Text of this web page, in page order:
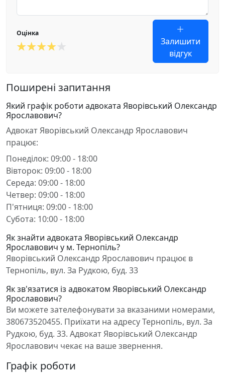
Оцінка
Залишити
відгук
Поширені запитання
Який графік роботи адвоката Яворівський Олександр
Ярославович?
Адвокат Яворівський Олександр Ярославович
працює:
Понеділок: 09:00 - 18:00
Вівторок: 09:00 - 18:00
Середа: 09:00 - 18:00
Четвер: 09:00 - 18:00
П'ятниця: 09:00 - 18:00
Субота: 10:00 - 18:00
Як знайти адвоката Яворівський Олександр
Ярославович у м. Тернопіль?
Яворівський Олександр Ярославович працює в
Тернопіль, вул. За Рудкою, буд. 33
Як зв'язатися із адвокатом Яворівський Олександр
Ярославович?
Ви можете зателефонувати за вказаними номерами,
380673520455. Приїхати на адресу Тернопіль, вул. За
Рудкою, буд. 33. Адвокат Яворівський Олександр
Ярославович чекає на ваше звернення.
Графік роботи